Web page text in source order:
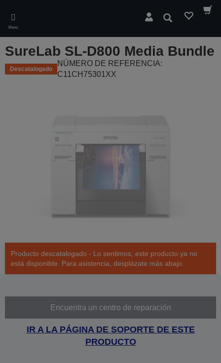
main
content
Menú
Buscar
SureLab SL-D800 Media Bundle
Descatalogado
NÚMERO DE REFERENCIA:
C11CH75301XX
Producto descatalogado - Lo sentimos, este producto ya no
está disponible. Para asistencia, desplázate más abajo.
Encuentra un centro de reparación
IR A LA PÁGINA DE SOPORTE DE ESTE
PRODUCTO